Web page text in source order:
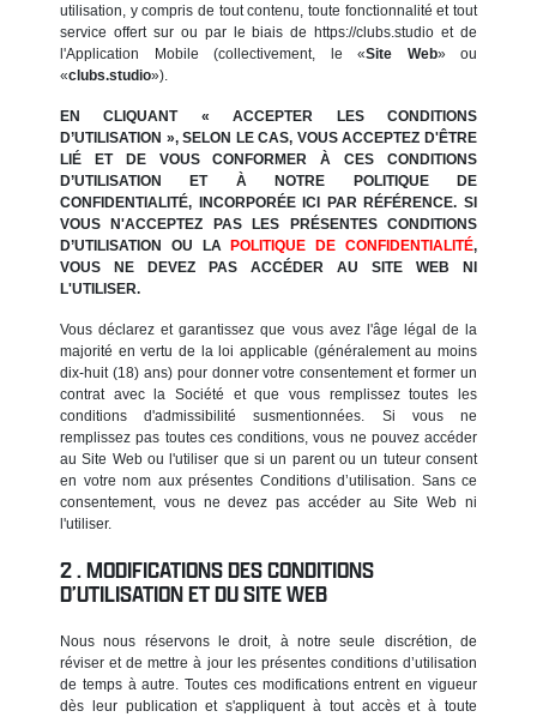
utilisation, y compris de tout contenu, toute fonctionnalité et tout
service offert sur ou par le biais de https://clubs.studio et de
l'Application Mobile (collectivement, le «Site Web» ou
«clubs.studio»).
EN CLIQUANT « ACCEPTER LES CONDITIONS
D’UTILISATION », SELON LE CAS, VOUS ACCEPTEZ D'ÊTRE
LIÉ ET DE VOUS CONFORMER À CES CONDITIONS
D’UTILISATION ET À NOTRE POLITIQUE DE
CONFIDENTIALITÉ, INCORPORÉE ICI PAR RÉFÉRENCE. SI
VOUS N'ACCEPTEZ PAS LES PRÉSENTES CONDITIONS
D’UTILISATION OU LAPOLITIQUE DE CONFIDENTIALITÉ,
VOUS NE DEVEZ PAS ACCÉDER AU SITE WEB NI
L'UTILISER.
Vous déclarez et garantissez que vous avez l'âge légal de la
majorité en vertu de la loi applicable (généralement au moins
dix-huit (18) ans) pour donner votre consentement et former un
contrat avec la Société et que vous remplissez toutes les
conditions d'admissibilité susmentionnées. Si vous ne
remplissez pas toutes ces conditions, vous ne pouvez accéder
au Site Web ou l'utiliser que si un parent ou un tuteur consent
en votre nom aux présentes Conditions d’utilisation. Sans ce
consentement, vous ne devez pas accéder au Site Web ni
l'utiliser.
MODIFICATIONS DES CONDITIONS
D’UTILISATION ET DU SITE WEB
Nous nous réservons le droit, à notre seule discrétion, de
réviser et de mettre à jour les présentes conditions d’utilisation
de temps à autre. Toutes ces modifications entrent en vigueur
dès leur publication et s'appliquent à tout accès et à toute